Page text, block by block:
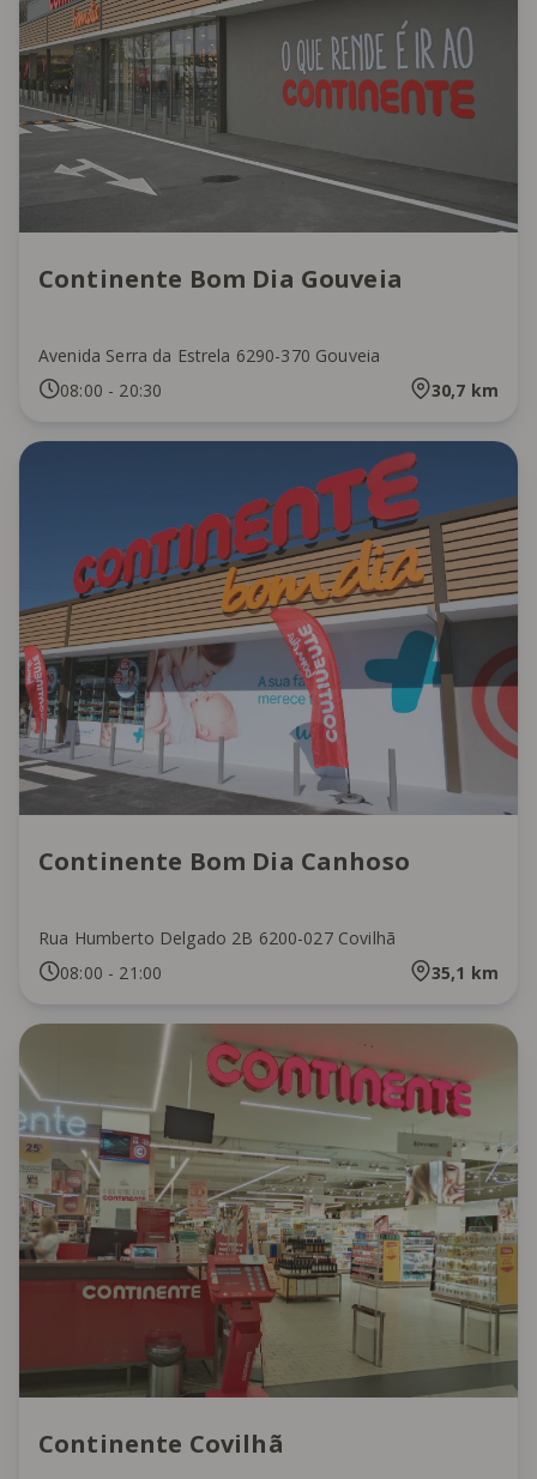
Continente Bom Dia Gouveia
Avenida Serra da Estrela 6290-370 Gouveia
08:00 - 20:30 30,7 km
Continente Bom Dia Canhoso
Rua Humberto Delgado 2B 6200-027 Covilhã
08:00 - 21:00 35,1 km
Continente Covilhã